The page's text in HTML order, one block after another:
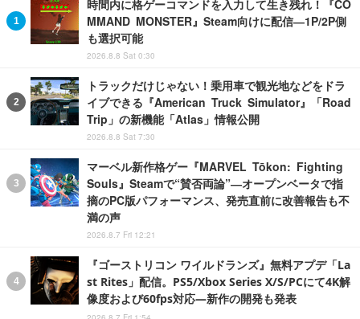
時間内に格ゲーコマンドを入力して生き残れ！『CO
MMAND MONSTER』Steam向けに配信―1P/2P側
も選択可能
2026.8.8 Sat 0:30
トラックだけじゃない！乗用車で観光地などをドラ
イブできる『American Truck Simulator』「Road
Trip」の新機能「Atlas」情報公開
2026.8.8 Sat 7:30
マーベル新作格ゲー『MARVEL Tōkon: Fighting
Souls』Steamで“賛否両論”―オープンベータで指
摘のPC版パフォーマンス、発売直前に改善報告も不
満の声
2026.8.7 Fri 12:21
『ゴーストリコン ワイルドランズ』無料アプデ「La
st Rites」配信。PS5/Xbox Series X/S/PCにて4K解
像度および60fps対応―新作の開発も発表